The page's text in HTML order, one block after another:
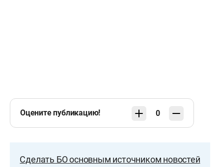
Оцените публикацию! 0
Сделать БО основным источником новостей